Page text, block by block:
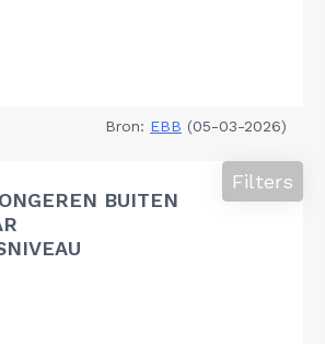
Bron: EBB (05-03-2026)
BUITEN
Filters